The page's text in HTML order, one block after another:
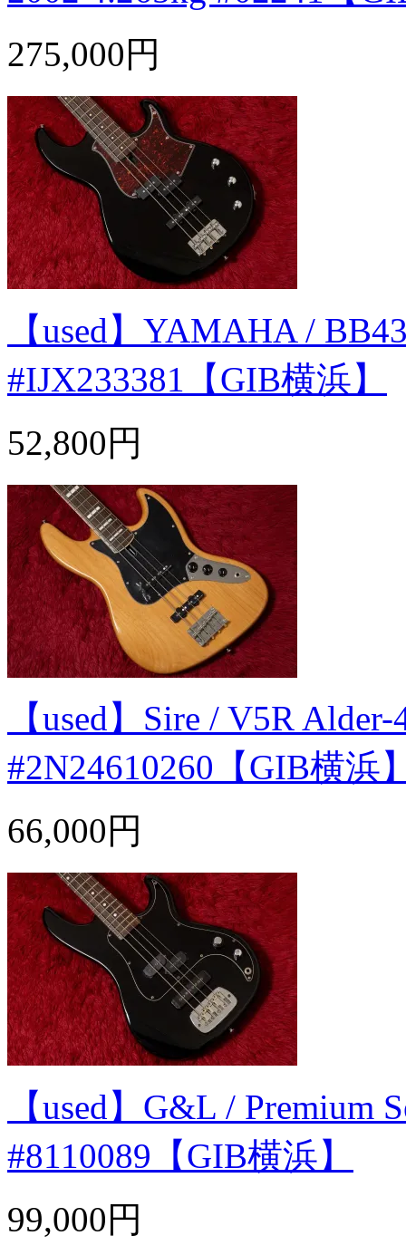
275,000円
【used】YAMAHA /
#IJX233381【GIB横浜】
52,800円
【used】Sire / V5R
#2N24610260【GIB横浜
66,000円
【used】G&L / Premium
#8110089【GIB横浜】
99,000円